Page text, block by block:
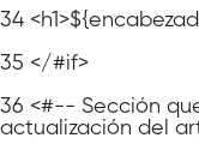
34
35 </#if>
36 <#-- Sección
actualización del